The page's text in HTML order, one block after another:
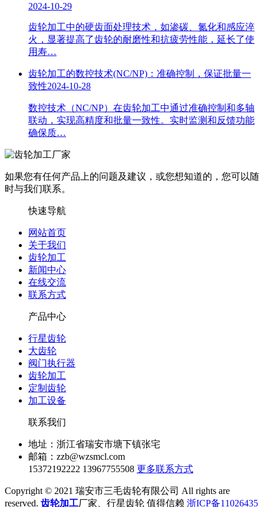
2024-10-29
齿轮加工中的硬齿面处理技术，如渗碳、氮化和感应淬
火，显著提高了齿轮的耐磨性和抗疲劳性能，延长了使
用寿…
齿轮加工的数控技术(NC/NP)：准确控制，保证批量一
致性2024-10-28
数控技术（NC/NP）在齿轮加工中通过准确控制和多轴
联动，实现高精度和批量一致性。实时监测和反馈功能
确保质…
如果您有任何产品上的问题及建议，或您想知道的，您可以随
时与我们联系。
快速导航
网站首页
关于我们
齿轮加工
新闻中心
在线交流
联系方式
产品中心
行星齿轮
大齿轮
阀门执行器
齿轮加工
定制齿轮
加工设备
联系我们
地址：浙江省瑞安市塘下镇张宅
邮箱：zzb@wzsmcl.com
15372192222 13967755508 更多联系方式
Copyright © 2021 瑞安市三毛齿轮有限公司 All rights are
reserved. 齿轮加工厂家、行星齿轮 值得信赖 浙ICP备11026435